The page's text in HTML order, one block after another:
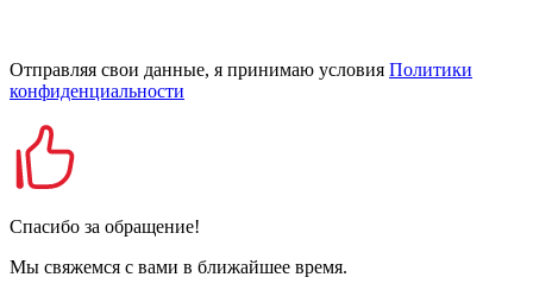
Отправляя свои данные, я принимаю условия Политики
конфиденциальности
Спасибо за обращение!
Мы свяжемся с вами в ближайшее время.